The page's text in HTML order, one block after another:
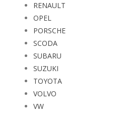
RENAULT
OPEL
PORSCHE
SCODA
SUBARU
SUZUKI
TOYOTA
VOLVO
VW